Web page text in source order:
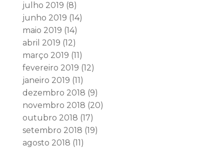
julho 2019 (8)
junho 2019 (14)
maio 2019 (14)
abril 2019 (12)
março 2019 (11)
fevereiro 2019 (12)
janeiro 2019 (11)
dezembro 2018 (9)
novembro 2018 (20)
outubro 2018 (17)
setembro 2018 (19)
agosto 2018 (11)